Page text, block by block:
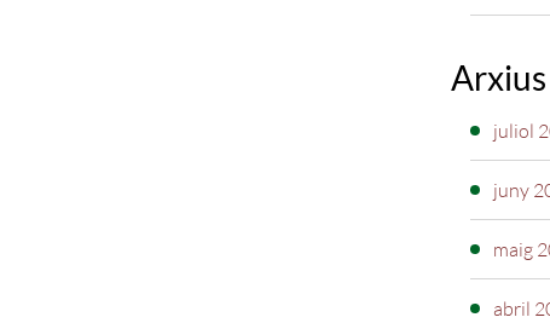
Arxius
juliol
juny
maig
abril